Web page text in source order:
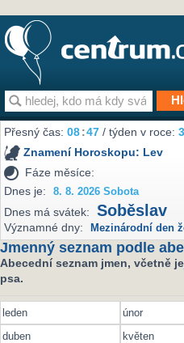
Přesný čas:08:47 / týden v roce:
Znamení Horoskopu: Lev
Fáze měsíce:
Dnes je:
8. 8. 2026 Sobota
Dnes má svátek: Soběslav
Významné dny: Mezinárodní den
Jmenný seznam podle
Abecední seznam jmen, včetně
psa.
leden únor
duben
květen